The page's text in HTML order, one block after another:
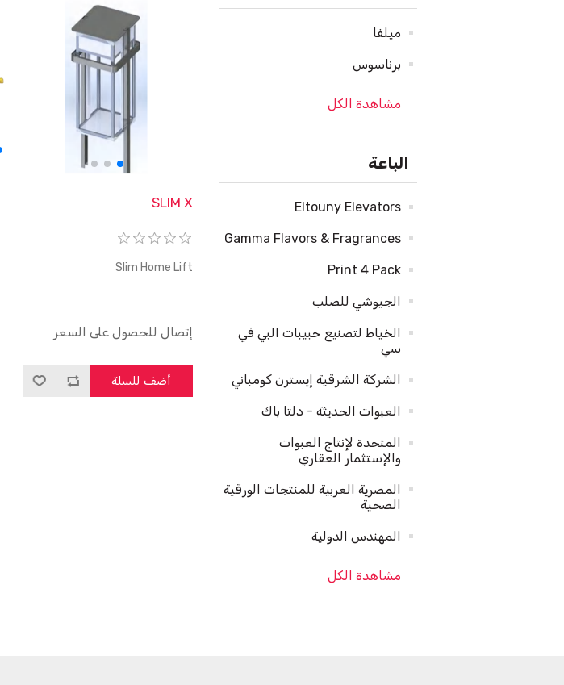
ميلفا
برناسوس
مشاهدة الكل
الباعة
Eltouny Elevators
Gamma Flavors & Fragrances
Print 4 Pack
الجيوشي للصلب
الخياط لتصنيع حبيبات البي في
سي
الشركة الشرقية إيسترن كومباني
العبوات الحديثة - دلتا باك
المتحدة لإنتاج العبوات
والإستثمار العقاري
المصرية العربية للمنتجات الورقية
الصحية
المهندس الدولية
مشاهدة الكل
SLIM X
Slim Home Lift
إتصال للحصول على السعر
أضف للسلة